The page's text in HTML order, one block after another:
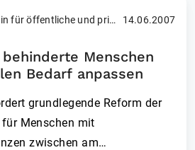
Deutscher Verein für öffentliche und private Fürsorge e. V. 14.06.2007
Menschen
Bedarf anpassen
grundlegende Reform der
Menschen mit
zwischen am…